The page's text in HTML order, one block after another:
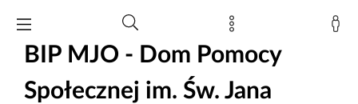
BIP MJO - Dom Pomocy
Społecznej im. Św. Jana